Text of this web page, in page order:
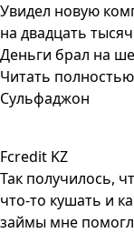
Увидел новую
на двадцать
Деньги брал на
Читать полностью
Сульфаджон
Fcredit KZ
Так получилось,
что-то кушать и
займы мне